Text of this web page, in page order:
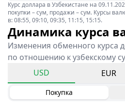
Курс доллара в Узбекистане на
покупки – сум, продажи – сум. Курсы
в: 08:55, 09:10, 09:35, 11:15, 15:15.
Динамика курса
Изменения обменного курса
по отношению к узбекскому
USD
EUR
Покупка